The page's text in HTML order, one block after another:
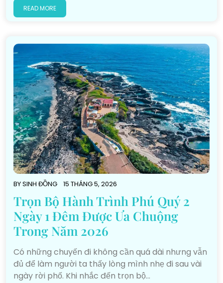
READ MORE
BYSINH ĐỒNG 15 THÁNG 5, 2026
Trọn Bộ Hành Trình Phú Quý 2
Ngày 1 Đêm Được Ưa Chuộng
Trong Năm 2026
Có những chuyến đi không cần quá dài nhưng vẫn
đủ để làm người ta thấy lòng mình nhẹ đi sau vài
ngày rời phố. Khi nhắc đến trọn bộ…